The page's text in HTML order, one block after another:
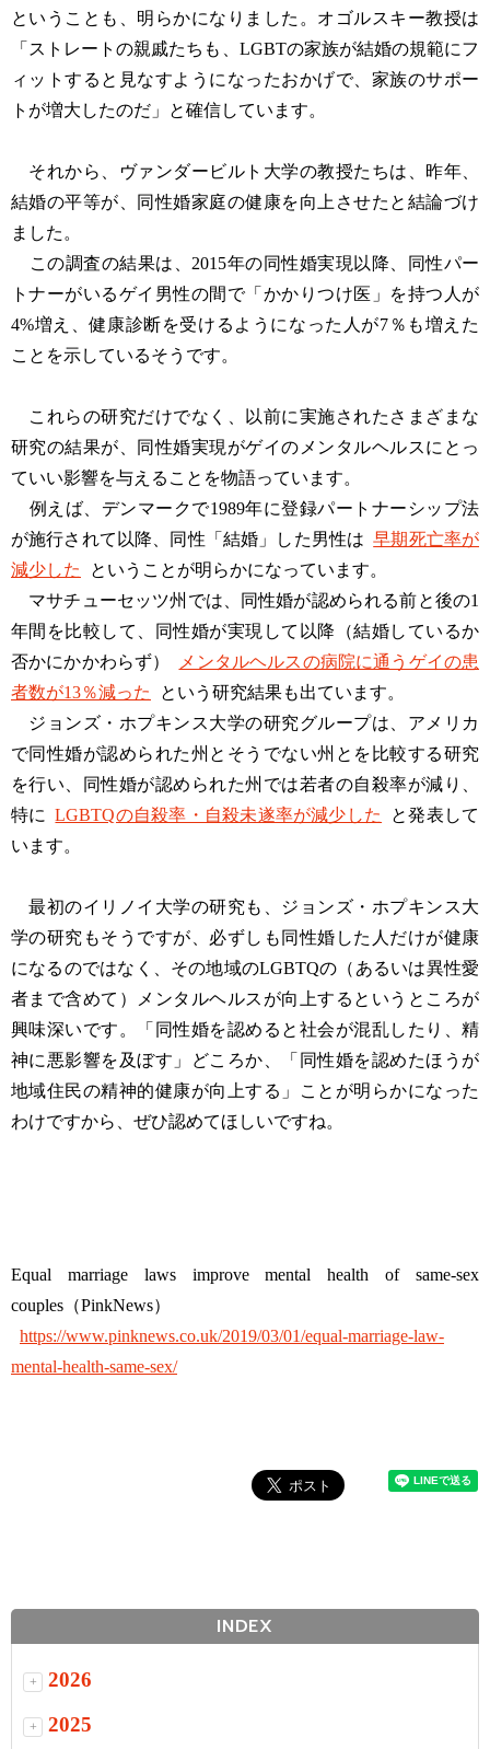
ということも、明らかになりました。オゴルスキー教授は
「ストレートの親戚たちも、LGBTの家族が結婚の規範にフ
ィットすると見なすようになったおかげで、家族のサポー
トが増大したのだ」と確信しています。
それから、ヴァンダービルト大学の教授たちは、昨年、
結婚の平等が、同性婚家庭の健康を向上させたと結論づけ
ました。
この調査の結果は、2015年の同性婚実現以降、同性パー
トナーがいるゲイ男性の間で「かかりつけ医」を持つ人が
4%増え、健康診断を受けるようになった人が7％も増えた
ことを示しているそうです。
これらの研究だけでなく、以前に実施されたさまざまな
研究の結果が、同性婚実現がゲイのメンタルヘルスにとっ
ていい影響を与えることを物語っています。
例えば、デンマークで1989年に登録パートナーシップ法
が施行されて以降、同性「結婚」した男性は 早期死亡率が
減少した
ということが明らかになっています。
マサチューセッツ州では、同性婚が認められる前と後の1
年間を比較して、同性婚が実現して以降（結婚しているか
否かにかかわらず）
メンタルヘルスの病院に通うゲイの患
者数が13％減った
という研究結果も出ています。
ジョンズ・ホプキンス大学の研究グループは、アメリカ
で同性婚が認められた州とそうでない州とを比較する研究
を行い、同性婚が認められた州では若者の自殺率が減り、
特に
LGBTQの自殺率・自殺未遂率が減少した
と発表して
います。
最初のイリノイ大学の研究も、ジョンズ・ホプキンス大
学の研究もそうですが、必ずしも同性婚した人だけが健康
になるのではなく、その地域のLGBTQの（あるいは異性愛
者まで含めて）メンタルヘルスが向上するというところが
興味深いです。「同性婚を認めると社会が混乱したり、精
神に悪影響を及ぼす」どころか、「同性婚を認めたほうが
地域住民の精神的健康が向上する」ことが明らかになった
わけですから、ぜひ認めてほしいですね。
Equal marriage laws improve mental health of same-sex
couples（PinkNews）
https://www.pinknews.co.uk/2019/03/01/equal-marriage-law-
mental-health-same-sex/
INDEX
+ 2026
+ 2025